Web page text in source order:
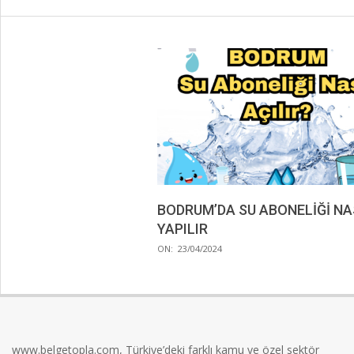
BODRUM’DA SU ABONELİĞİ
YAPILIR
2024-
ON: 23/04/2024
www.belgetopla.com, Türkiye’deki farklı kamu ve özel sektör